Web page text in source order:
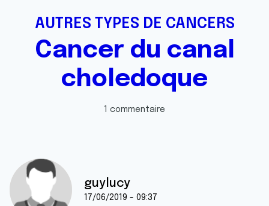
AUTRES TYPES DE CANCERS
Cancer du canal
choledoque
1 commentaire
guylucy
17/06/2019 - 09:37